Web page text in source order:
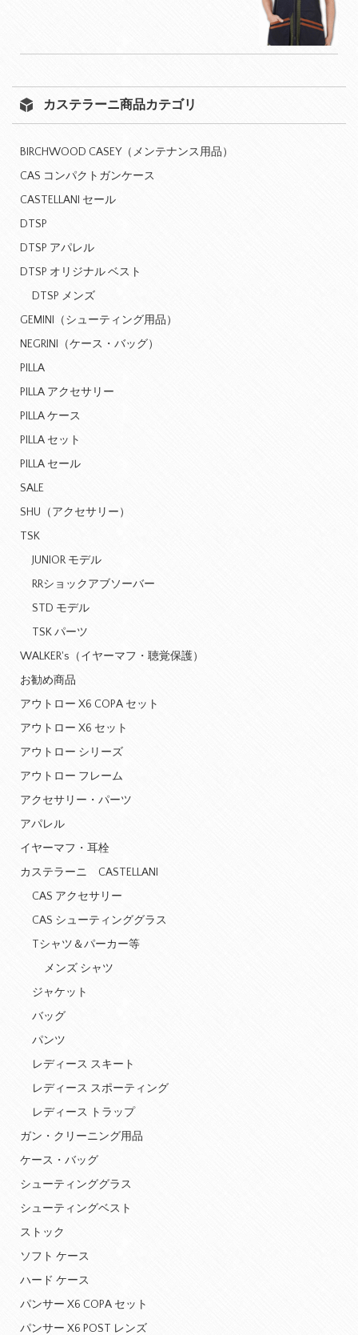
カステラーニ商品カテゴリ
BIRCHWOOD CASEY（メンテナンス用品）
CAS コンパクトガンケース
CASTELLANI セール
DTSP
DTSP アパレル
DTSP オリジナル ベスト
DTSP メンズ
GEMINI（シューティング用品）
NEGRINI（ケース・バッグ）
PILLA
PILLA アクセサリー
PILLA ケース
PILLA セット
PILLA セール
SALE
SHU（アクセサリー）
TSK
JUNIOR モデル
RRショックアブソーバー
STD モデル
TSK パーツ
WALKER's（イヤーマフ・聴覚保護）
お勧め商品
アウトロー X6 COPA セット
アウトロー X6 セット
アウトロー シリーズ
アウトロー フレーム
アクセサリー・パーツ
アパレル
イヤーマフ・耳栓
カステラーニ CASTELLANI
CAS アクセサリー
CAS シューティンググラス
Tシャツ＆パーカー等
メンズ シャツ
ジャケット
バッグ
パンツ
レディース スキート
レディース スポーティング
レディース トラップ
ガン・クリーニング用品
ケース・バッグ
シューティンググラス
シューティングベスト
ストック
ソフト ケース
ハード ケース
パンサー X6 COPA セット
パンサー X6 POST レンズ